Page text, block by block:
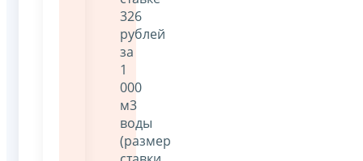
326
рублей
за
1
000
м3
воды
(размер